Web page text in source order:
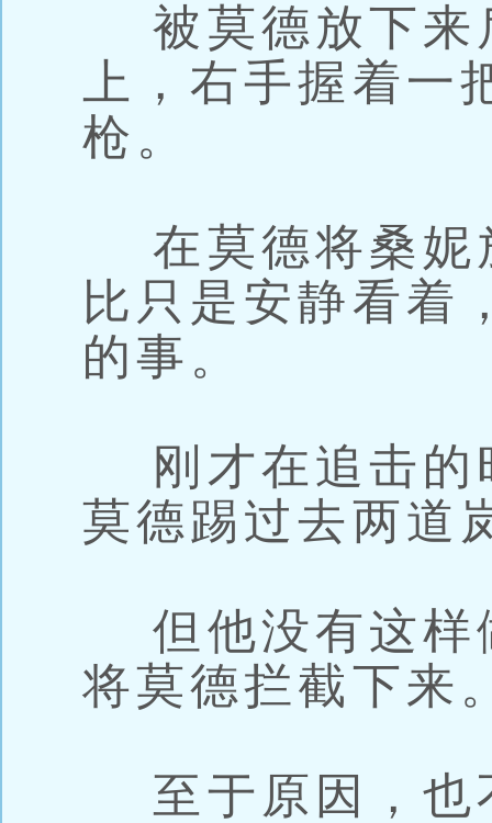
被莫德放下来
上，右手握着
枪。
在莫德将桑妮
比只是安静看着
的事。
刚才在追击的
莫德踢过去两道
但他没有这样
将莫德拦截下来
至于原因，也